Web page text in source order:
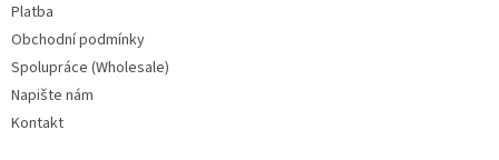
Platba
Obchodní podmínky
Spolupráce (Wholesale)
Napište nám
Kontakt